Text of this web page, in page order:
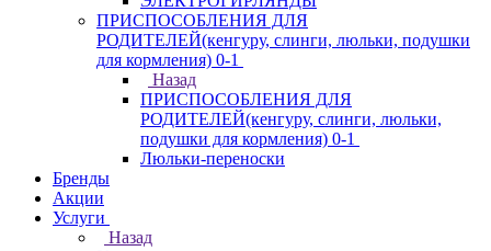
ПРИСПОСОБЛЕНИЯ ДЛЯ
РОДИТЕЛЕЙ(кенгуру, слинги, люльки, подушки
для кормления) 0-1
Назад
ПРИСПОСОБЛЕНИЯ ДЛЯ
РОДИТЕЛЕЙ(кенгуру, слинги, люльки,
подушки для кормления) 0-1
Люльки-переноски
Бренды
Акции
Услуги
Назад